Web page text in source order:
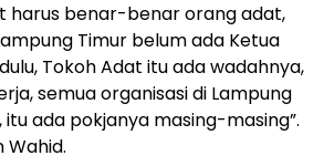
harus benar-benar orang adat,
Timur belum ada Ketua
Tokoh Adat itu ada wadahnya,
semua organisasi di Lampung
itu ada pokjanya masing-masing”.
Wahid.